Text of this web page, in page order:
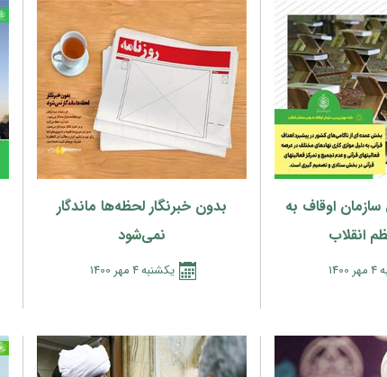
اوقاف به
انقلاب
4مهر 1400
بدون خبرنگار لحظه‌ها ماندگار
نمی‌شود
يكشنبه4مهر 1400